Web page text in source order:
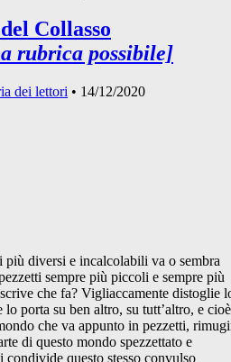
Collasso
rubrica possibile]
dei lettori • 14/12/2020
diversi e incalcolabili va o sembra
sempre più piccoli e sempre più
che fa? Vigliaccamente distoglie
lo porta su ben altro, su tutt’altro, e cioè
che va appunto in pezzetti,
di questo mondo spezzettato e
condivide questo stesso convulso